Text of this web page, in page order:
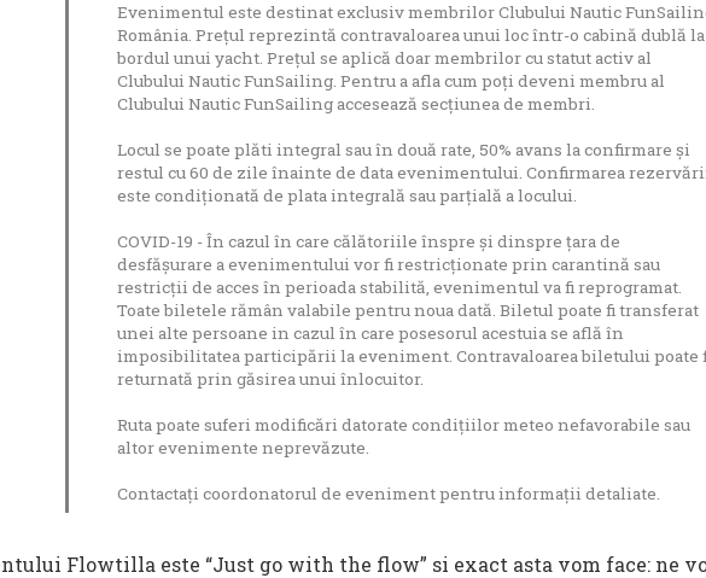
Evenimentul este destinat exclusiv membrilor Clubului Nautic
România. Prețul reprezintă contravaloarea unui loc într-o cabină dublă la
bordul unui yacht. Prețul se aplică doar membrilor cu statut activ al
Clubului Nautic FunSailing. Pentru a afla cum poți deveni membru al
Clubului Nautic FunSailing accesează secțiunea de membri.
Locul se poate plăti integral sau în două rate, 50% avans la confirmare și
restul cu 60 de zile înainte de data evenimentului. Confirmarea
este condiționată de plata integrală sau parțială a locului.
COVID-19 - În cazul în care călătoriile înspre și dinspre țara de
desfășurare a evenimentului vor fi restricționate prin carantină sau
restricții de acces în perioada stabilită, evenimentul va fi reprogramat.
Toate biletele rămân valabile pentru noua dată. Biletul poate fi transferat
unei alte persoane in cazul în care posesorul acestuia se află în
imposibilitatea participării la eveniment. Contravaloarea biletului poate
returnată prin găsirea unui înlocuitor.
Ruta poate suferi modificări datorate condițiilor meteo nefavorabile sau
altor evenimente neprevăzute.
Contactați coordonatorul de eveniment pentru informații detaliate.